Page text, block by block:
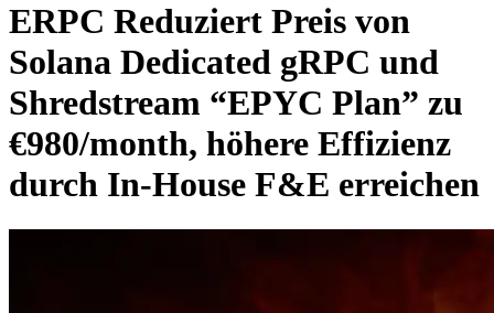
ERPC Reduziert Preis von
Solana Dedicated gRPC und
Shredstream “EPYC Plan” zu
€980/month, höhere Effizienz
durch In-House F&E erreichen